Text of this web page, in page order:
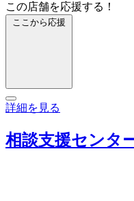
この店舗を応援する！
ここから応援
詳細を見る
相談支援センタ